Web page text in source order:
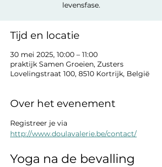
levensfase.
Tijd en locatie
30 mei 2025, 10:00 – 11:00
praktijk Samen Groeien, Zusters
Lovelingstraat 100, 8510 Kortrijk, België
Over het evenement
Registreer je via
http://www.doulavalerie.be/contact/
Yoga na de bevalling